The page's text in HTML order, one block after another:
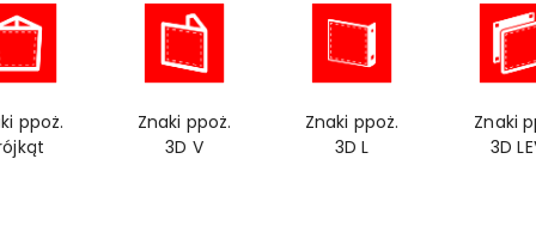
ppoż.
Znaki ppoż.
3D V
Znaki ppoż.
3D L
Znaki
3D